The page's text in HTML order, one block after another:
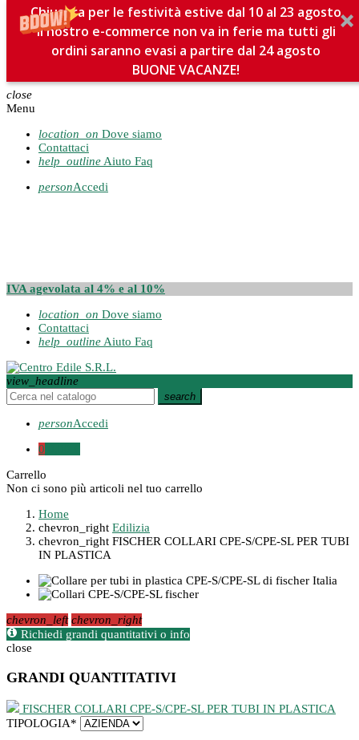
Chiusura per le festività estive dal 10 al 23 agosto
Il nostro e-commerce non va in ferie ma tutti gli
ordini saranno evasi a partire dal 24 agosto
BUONE VACANZE!
close
Menu
location_on Dove siamo
Contattaci
help_outline Aiuto Faq
personAccedi
IVA agevolata al 4% e al 10%
location_on Dove siamo
Contattaci
help_outline Aiuto Faq
view_headline
search
personAccedi
0
Carrello
Non ci sono più articoli nel tuo carrello
Home
chevron_right Edilizia
chevron_right FISCHER COLLARI CPE-S/CPE-SL PER TUBI
IN PLASTICA
chevron_left chevron_right
Richiedi grandi quantitativi o info
close
GRANDI QUANTITATIVI
FISCHER COLLARI CPE-S/CPE-SL PER TUBI IN PLASTICA
TIPOLOGIA*